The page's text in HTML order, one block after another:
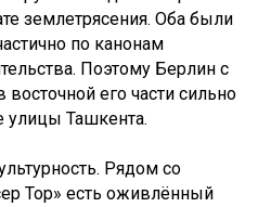
землетрясения. Оба были
по канонам
Поэтому Берлин с
его части сильно
улицы Ташкента.
Рядом со
Тор» есть оживлённый